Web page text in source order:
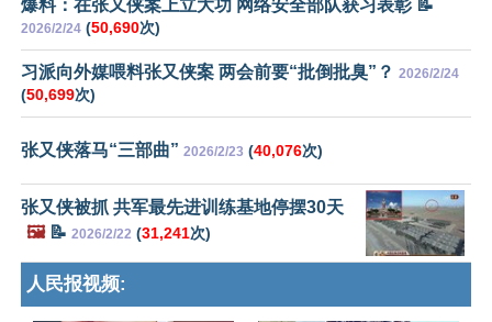
爆料：在张又侠案上立大功 网络安全部队获习表彰 📝
2026/2/24 (50,690次)
习派向外媒喂料张又侠案 两会前要“批倒批臭”？ 2026/2/24
(50,699次)
张又侠落马“三部曲” 2026/2/23 (40,076次)
张又侠被抓 共军最先进训练基地停摆30天
🖼️📝 2026/2/22 (31,241次)
人民报视频: